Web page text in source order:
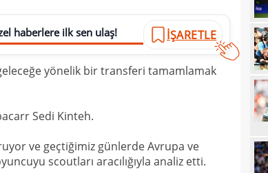
haberlere ilk sen ulaş! İŞARETLE
yönelik bir transferi tamamlamak
Sedi Kinteh.
ve geçtiğimiz günlerde Avrupa ve
scoutları aracılığıyla analiz etti.